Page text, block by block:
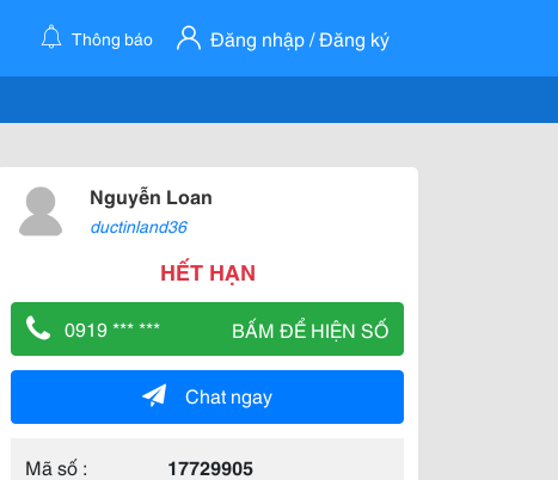
Thông báo Đăng nhập / Đăng ký
Nguyễn Loan
ductinland36
HẾT HẠN
0919 *** *** BẤM ĐỂ HIỆN SỐ
Chat ngay
Mã số :
17729905